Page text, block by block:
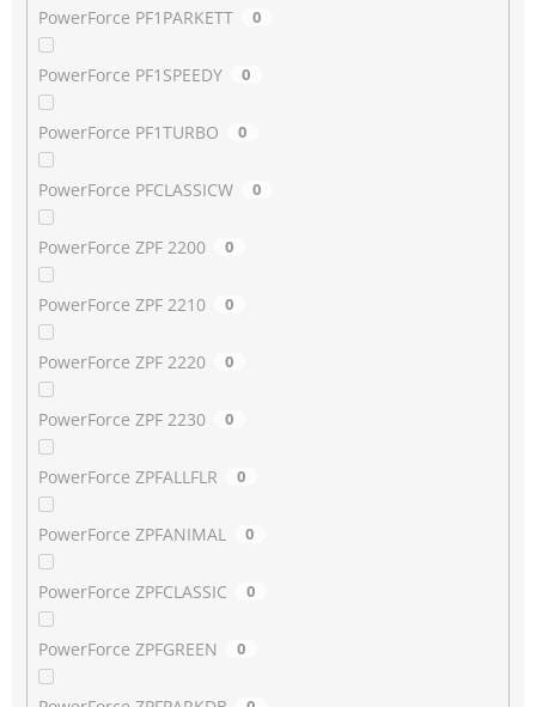
PowerForce PF1PARKETT 0
PowerForce PF1SPEEDY 0
PowerForce PF1TURBO 0
PowerForce PFCLASSICW 0
PowerForce ZPF 2200 0
PowerForce ZPF 2210 0
PowerForce ZPF 2220 0
PowerForce ZPF 2230 0
PowerForce ZPFALLFLR 0
PowerForce ZPFANIMAL 0
PowerForce ZPFCLASSIC 0
PowerForce ZPFGREEN 0